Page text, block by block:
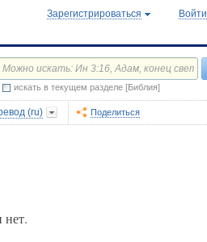
Зарегистрироваться Войти
искать в текущем разделе [Библия]
(ru) Поделиться
нет.